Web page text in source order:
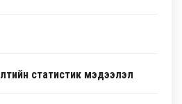
статистик мэдээлэл